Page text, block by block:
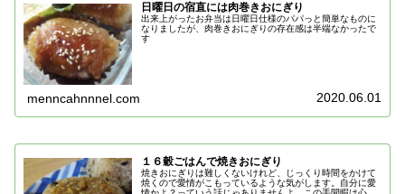
日曜日の宿直には肉巻きおにぎり
出来上がったお弁当は日曜日仕様のパパっと簡単なものに
なりましたが、肉巻きおにぎりの存在感は半端なかったで
す
menncahnnnel.com 2020.06.01
１６穀ごはんで焼きおにぎり
焼きおにぎりは難しくないけれど、じっくり時間をかけて
焼くので愛情がこもっているような気がします。自分に愛